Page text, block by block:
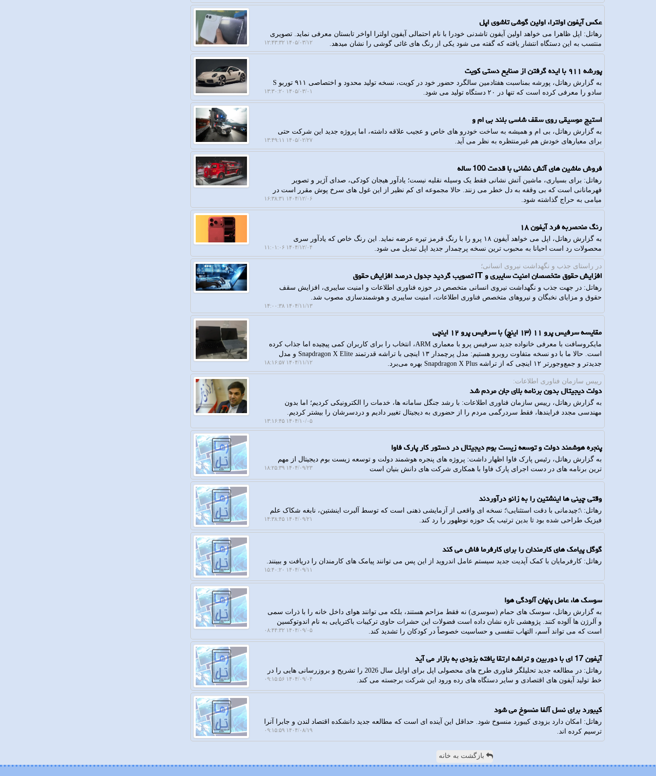
عکس آیفون اولترا، اولین گوشی تاشوی اپل
رهاتل: اپل ظاهرا می خواهد اولین آیفون تاشدنی خودرا با نام احتمالی آیفون اولترا اواخر تابستان معرفی نماید. تصویری
منتسب به این دستگاه انتشار یافته که گفته می شود یکی از رنگ های غائی گوشی را نشان میدهد.
۱۴۰۵/۰۳/۱۲ ۱۲:۴۳:۳۲
پورشه ۹۱۱ با ایده گرفتن از صنایع دستی کویت
به گزارش رهاتل، پورشه بمناسبت هفتادمین سالگرد حضور خود در کویت، نسخه تولید محدود و اختصاصی ۹۱۱ توربو S
سادو را معرفی کرده است که تنها در ۲۰ دستگاه تولید می شود.
۱۴۰۵/۰۳/۰۱ ۱۳:۳۰:۲۰
استیج موسیقی روی سقف شاسی بلند بی ام و
به گزارش رهاتل، بی ام و همیشه به ساخت خودرو های خاص و عجیب علاقه داشته، اما پروژه جدید این شرکت حتی
برای معیارهای خودش هم غیرمنتظره به نظر می آید.
۱۴۰۵/۰۲/۲۷ ۱۳:۴۹:۱۱
فروش ماشین های آتش نشانی با قدمت 100 ساله
رهاتل: برای بسیاری، ماشین آتش نشانی فقط یک وسیله نقلیه نیست؛ یادآور هیجان کودکی، صدای آژیر و تصویر
قهرمانانی است که بی وقفه به دل خطر می زنند. حالا مجموعه ای کم نظیر از این غول های سرخ پوش مقرر است در
میامی به حراج گذاشته شود.
۱۴۰۴/۱۲/۰۶ ۱۶:۳۸:۳۱
رنگ منحصربه فرد آیفون ۱۸
به گزارش رهاتل، اپل می خواهد آیفون ۱۸ پرو را با رنگ قرمز تیره عرضه نماید. این رنگ خاص که یادآور سری
محصولات رد است احیانا به محبوب ترین نسخه پرچمدار جدید اپل تبدیل می شود.
۱۴۰۴/۱۲/۰۴ ۱۱:۰۱:۰۶
در راستای جذب و نگهداشت نیروی انسانی؛
افزایش حقوق متخصصان امنیت سایبری و IT تصویب گردید جدول درصد افزایش حقوق
رهاتل: در جهت جذب و نگهداشت نیروی انسانی متخصص در حوزه فناوری اطلاعات و امنیت سایبری، افزایش سقف
حقوق و مزایای نخبگان و نیروهای متخصص فناوری اطلاعات، امنیت سایبری و هوشمندسازی مصوب شد.
۱۴۰۴/۱۱/۱۳ ۱۴:۰۰:۳۸
مقایسه سرفیس پرو ۱۱ (۱۳ اینچ) با سرفیس پرو ۱۲ اینچی
مایکروسافت با معرفی خانواده جدید سرفیس پرو با معماری ARM، انتخاب را برای کاربران کمی پیچیده اما جذاب کرده
است. حالا ما با دو نسخه متفاوت روبرو هستیم: مدل پرچمدار ۱۳ اینچی با تراشه قدرتمند Snapdragon X Elite و مدل
جدیدتر و جمع‌وجورتر ۱۲ اینچی که از تراشه Snapdragon X Plus بهره می‌برد.
۱۴۰۴/۱۱/۱۲ ۱۸:۱۶:۵۷
رییس سازمان فناوری اطلاعات:
دولت دیجیتال بدون برنامه بلای جان مردم شد
به گزارش رهاتل، رییس سازمان فناوری اطلاعات: با رشد جنگل سامانه ها، خدمات را الکترونیکی کردیم؛ اما بدون
مهندسی مجدد فرایندها، فقط سردرگمی مردم را از حضوری به دیجیتال تغییر دادیم و دردسرشان را بیشتر کردیم.
۱۴۰۴/۱۰/۰۵ ۱۳:۱۶:۴۵
پنجره هوشمند دولت و توسعه زیست بوم دیجیتال در دستور کار پارک فاوا
به گزارش رهاتل، رئیس پارک فاوا اظهار داشت: پروژه های پنجره هوشمند دولت و توسعه زیست بوم دیجیتال از مهم
ترین برنامه های در دست اجرای پارک فاوا با همکاری شرکت های دانش بنیان است
۱۴۰۴/۰۹/۲۳ ۱۸:۲۵:۳۹
وقتی چینی ها اینشتین را به زانو درآوردند
رهاتل: \؛چیدمانی با دقت استثنایی\؛ نسخه ای واقعی از آزمایشی ذهنی است که توسط آلبرت اینشتین، نابغه شکاک علم
فیزیک طراحی شده بود تا بدین ترتیب یک حوزه نوظهور را رد کند.
۱۴۰۴/۰۹/۲۱ ۱۴:۳۸:۴۵
گوگل پیامک های کارمندان را برای کارفرما فاش می کند
رهاتل: کارفرمایان با کمک آپدیت جدید سیستم عامل اندروید از این پس می توانند پیامک های کارمندان را دریافت و ببینند.
۱۴۰۴/۰۹/۱۱ ۱۵:۴۰:۲۰
سوسک ها، عامل پنهان آلودگی هوا
به گزارش رهاتل، سوسک های حمام (سوسری) نه فقط مزاحم هستند، بلکه می توانند هوای داخل خانه را با ذرات سمی
و آلرژن ها آلوده کنند. پژوهشی تازه نشان داده است فضولات این حشرات حاوی ترکیبات باکتریایی به نام اندوتوکسین
است که می تواند آسم، التهاب تنفسی و حساسیت خصوصاً در کودکان را تشدید کند.
۱۴۰۴/۰۹/۰۵ ۰۸:۴۴:۳۲
آیفون 17 ای با دوربین و تراشه ارتقا یافته بزودی به بازار می آید
رهاتل: در مطالعه جدید تحلیلگر فناوری طرح های محصولی اپل برای اوایل سال 2026 را تشریح و بروزرسانی هایی را در
خط تولید آیفون های اقتصادی و سایر دستگاه های رده ورود این شرکت برجسته می کند.
۱۴۰۴/۰۹/۰۴ ۰۹:۱۵:۵۶
کیبورد برای نسل آلفا منسوخ می شود
رهاتل: امکان دارد بزودی کیبورد منسوخ شود. حداقل این آینده ای است که مطالعه جدید دانشکده اقتصاد لندن و جابرا آنرا
ترسیم کرده اند.
۱۴۰۴/۰۸/۱۹ ۰۹:۱۵:۵۹
بازگشت به خانه